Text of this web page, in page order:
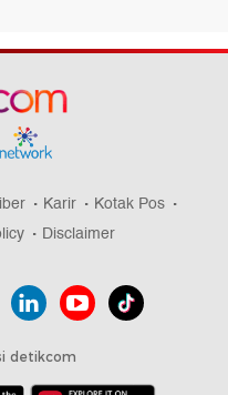
Karir
Kotak Pos
Disclaimer
detikcom